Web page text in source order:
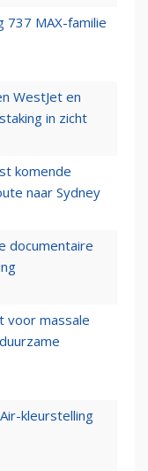
737 MAX-familie
WestJet en
in zicht
komende
naar Sydney
documentaire
voor massale
kleurstelling